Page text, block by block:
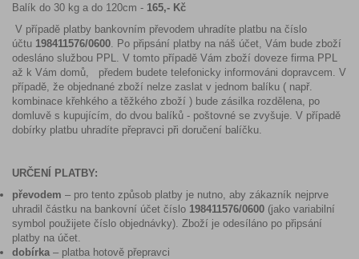
Balík do 30 kg a do 120cm - 165,- Kč
V případě platby bankovním převodem uhradíte platbu na číslo
účtu 198411576/0600 . Po připsání platby na náš účet, Vám bude zboží
odesláno službou PPL. V tomto případě Vám zboží doveze firma PPL
až k Vám domů, předem budete telefonicky informováni dopravcem. V
případě, že objednané zboží nelze zaslat v jednom balíku ( např.
kombinace křehkého a těžkého zboží ) bude zásilka rozdělena, po
domluvě s kupujícím, do dvou balíků - poštovné se zvyšuje. V případě
dobírky platbu uhradíte přepravci při doručení balíčku.
URČENÍ PLATBY:
převodem – pro tento způsob platby je nutno, aby zákazník nejprve
uhradil částku na bankovní účet číslo 198411576/0600 (jako variabilní
symbol použijete číslo objednávky). Zboží je odesíláno po připsání
platby na účet.
dobírka – platba hotově přepravci